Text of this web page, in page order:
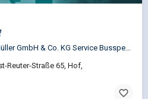
OMNIplus BusPort Hof Auto Müller GmbH & Co. KG Service Busspezifische Reparaturen für die Marken…
Reuter-Straße 65, Hof,